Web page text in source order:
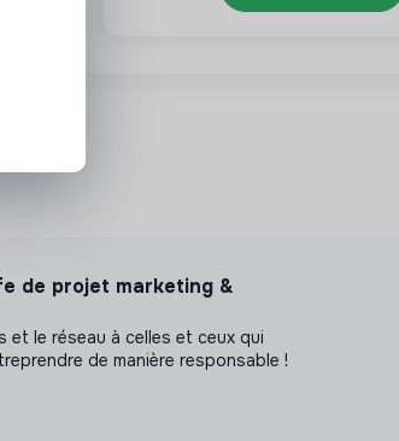
de projet marketing &
et le réseau à celles et ceux qui
de manière responsable !